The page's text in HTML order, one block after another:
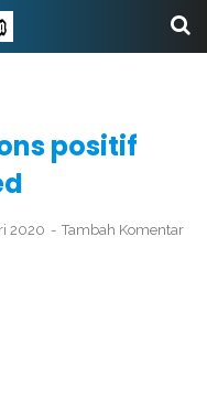
positif
2020 Tambah Komentar